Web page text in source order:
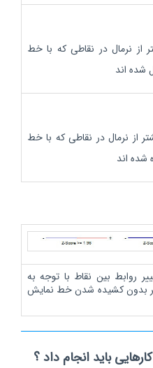
از نرمال در نقاطی که با خط
شده اند
از نرمال در نقاطی که با خط
شده اند
روابط بین نقاط با توجه به
بدون کشیده شدن خط نمایش
باید انجام داد ؟